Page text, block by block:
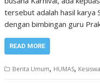
tersebut adalah hasil karya
dengan bimbingan guru
READ MORE
Berita Umum, HUMAS,